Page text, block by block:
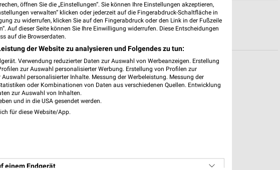
& Angebote für Hofheim am Taunus
1930 e.V. Filialen & Öffnungszeiten für Viernheim
öffnen Sie die „Einstellungen“. Sie können Ihre Einstellungen akzeptieren,
verwalten“ klicken oder jederzeit auf die Fingerabdruck-Schaltfläche in
zu widerrufen, klicken Sie auf den Fingerabdruck oder den Link in der Fußzeile
Auf dieser Seite können Sie Ihre Einwilligung widerrufen. Diese Entscheidungen
auf die Browserdaten.
der Website zu analysieren und Folgendes zu tun:
Verwendung reduzierter Daten zur Auswahl von Werbeanzeigen. Erstellung
zur Auswahl personalisierter Werbung. Erstellung von Profilen zur
personalisierter Inhalte. Messung der Werbeleistung. Messung der
oder Kombinationen von Daten aus verschiedenen Quellen. Entwicklung
zur Auswahl von Inhalten.
und in die USA gesendet werden.
für diese Website/App.
einem Endgerät